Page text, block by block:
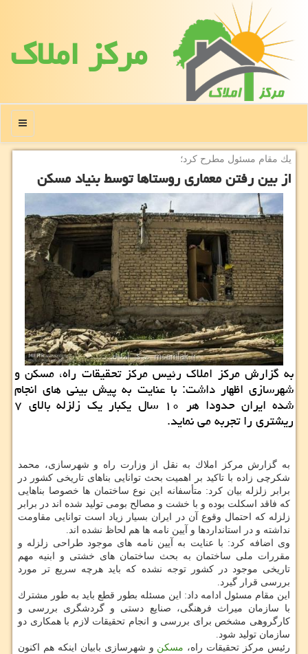
مركز املاك
منو
یك مقام مسئول مطرح كرد؛
از بین رفتن معماری روستاها توسط بنیاد مسكن
به گزارش مركز املاك رئیس مركز تحقیقات راه، مسكن و
شهرسازی اظهار داشت: با عنایت به پیش بینی های انجام
شده ایران حدودا هر ۱۰ سال یكبار یك زلزله بالای ۷
ریشتری را تجربه می نماید.
به گزارش مركز املاك به نقل از وزارت راه و شهرسازی، محمد
شكرچی زاده با تاكید بر اهمیت بحث توانایی بناهای تاریخی كشور در
برابر زلزله بیان كرد: متأسفانه این نوع ساختمان ها خصوصا بناهایی
كه فاقد اسكلت بوده و با خشت و مصالح بومی تولید شده اند در برابر
زلزله كه احتمال وقوع آن در ایران بسیار زیاد است توانایی مقاومت
نداشته و در استانداردها و آیین نامه ها هم لحاظ نشده اند.
وی اضافه كرد: با عنایت به آیین نامه های موجود طراحی زلزله و
مقررات ملی ساختمان به بحث ساختمان های خشتی و ابنیه مهم
تاریخی موجود در كشور توجه نشده كه باید هرچه سریع تر مورد
بررسی قرار گیرد.
این مقام مسئول ادامه داد: این مسئله بطور قطع باید به طور مشترك
با سازمان میراث فرهنگی، صنایع دستی و گردشگری بررسی و
كارگروهی مشخص برای بررسی و انجام تحقیقات لازم با همكاری دو
سازمان تولید شود.
رئیس مركز تحقیقات راه، مسكن و شهرسازی بابیان اینكه هم اكنون